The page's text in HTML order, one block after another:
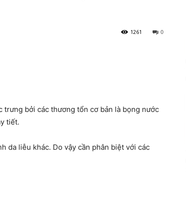
0
1261
trưng bởi các thương tổn cơ bản là bọng nước
tiết.
da liễu khác. Do vậy cần phân biệt với các